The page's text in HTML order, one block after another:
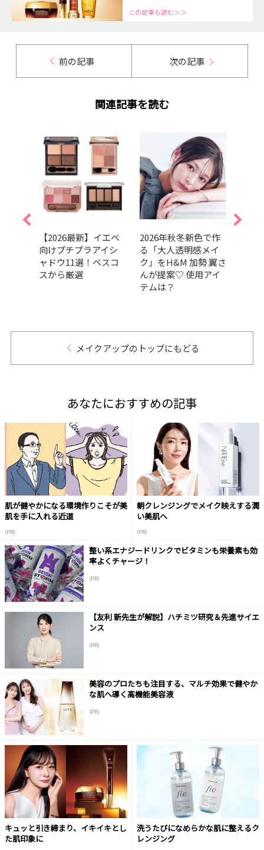
この記事も読む＞＞
前の記事 次の記事
関連記事を読む
【2026最新】イエベ
向けプチプラアイシ
ャドウ11選！ベスコ
スから厳選
2026年秋冬新色で作
る「大人透明感メイ
ク」をH&M 加勢 翼さ
んが提案♡ 使用アイ
テムは？
メイクアップのトップにもどる
あなたにおすすめの記事
肌が健やかになる環境作りこそが美
肌を手に入れる近道
(PR)
朝クレンジングでメイク映えする潤
い美肌へ
(PR)
整い系エナジードリンクでビタミンも栄養素も効
率よくチャージ！
(PR)
【友利 新先生が解説】ハチミツ研究＆先進サイエ
ンス
(PR)
美容のプロたちも注目する、マルチ効果で健やか
な肌へ導く高機能美容液
(PR)
キュッと引き締まり、イキイキとし
た肌印象に
洗うたびになめらかな肌に整えるク
レンジング